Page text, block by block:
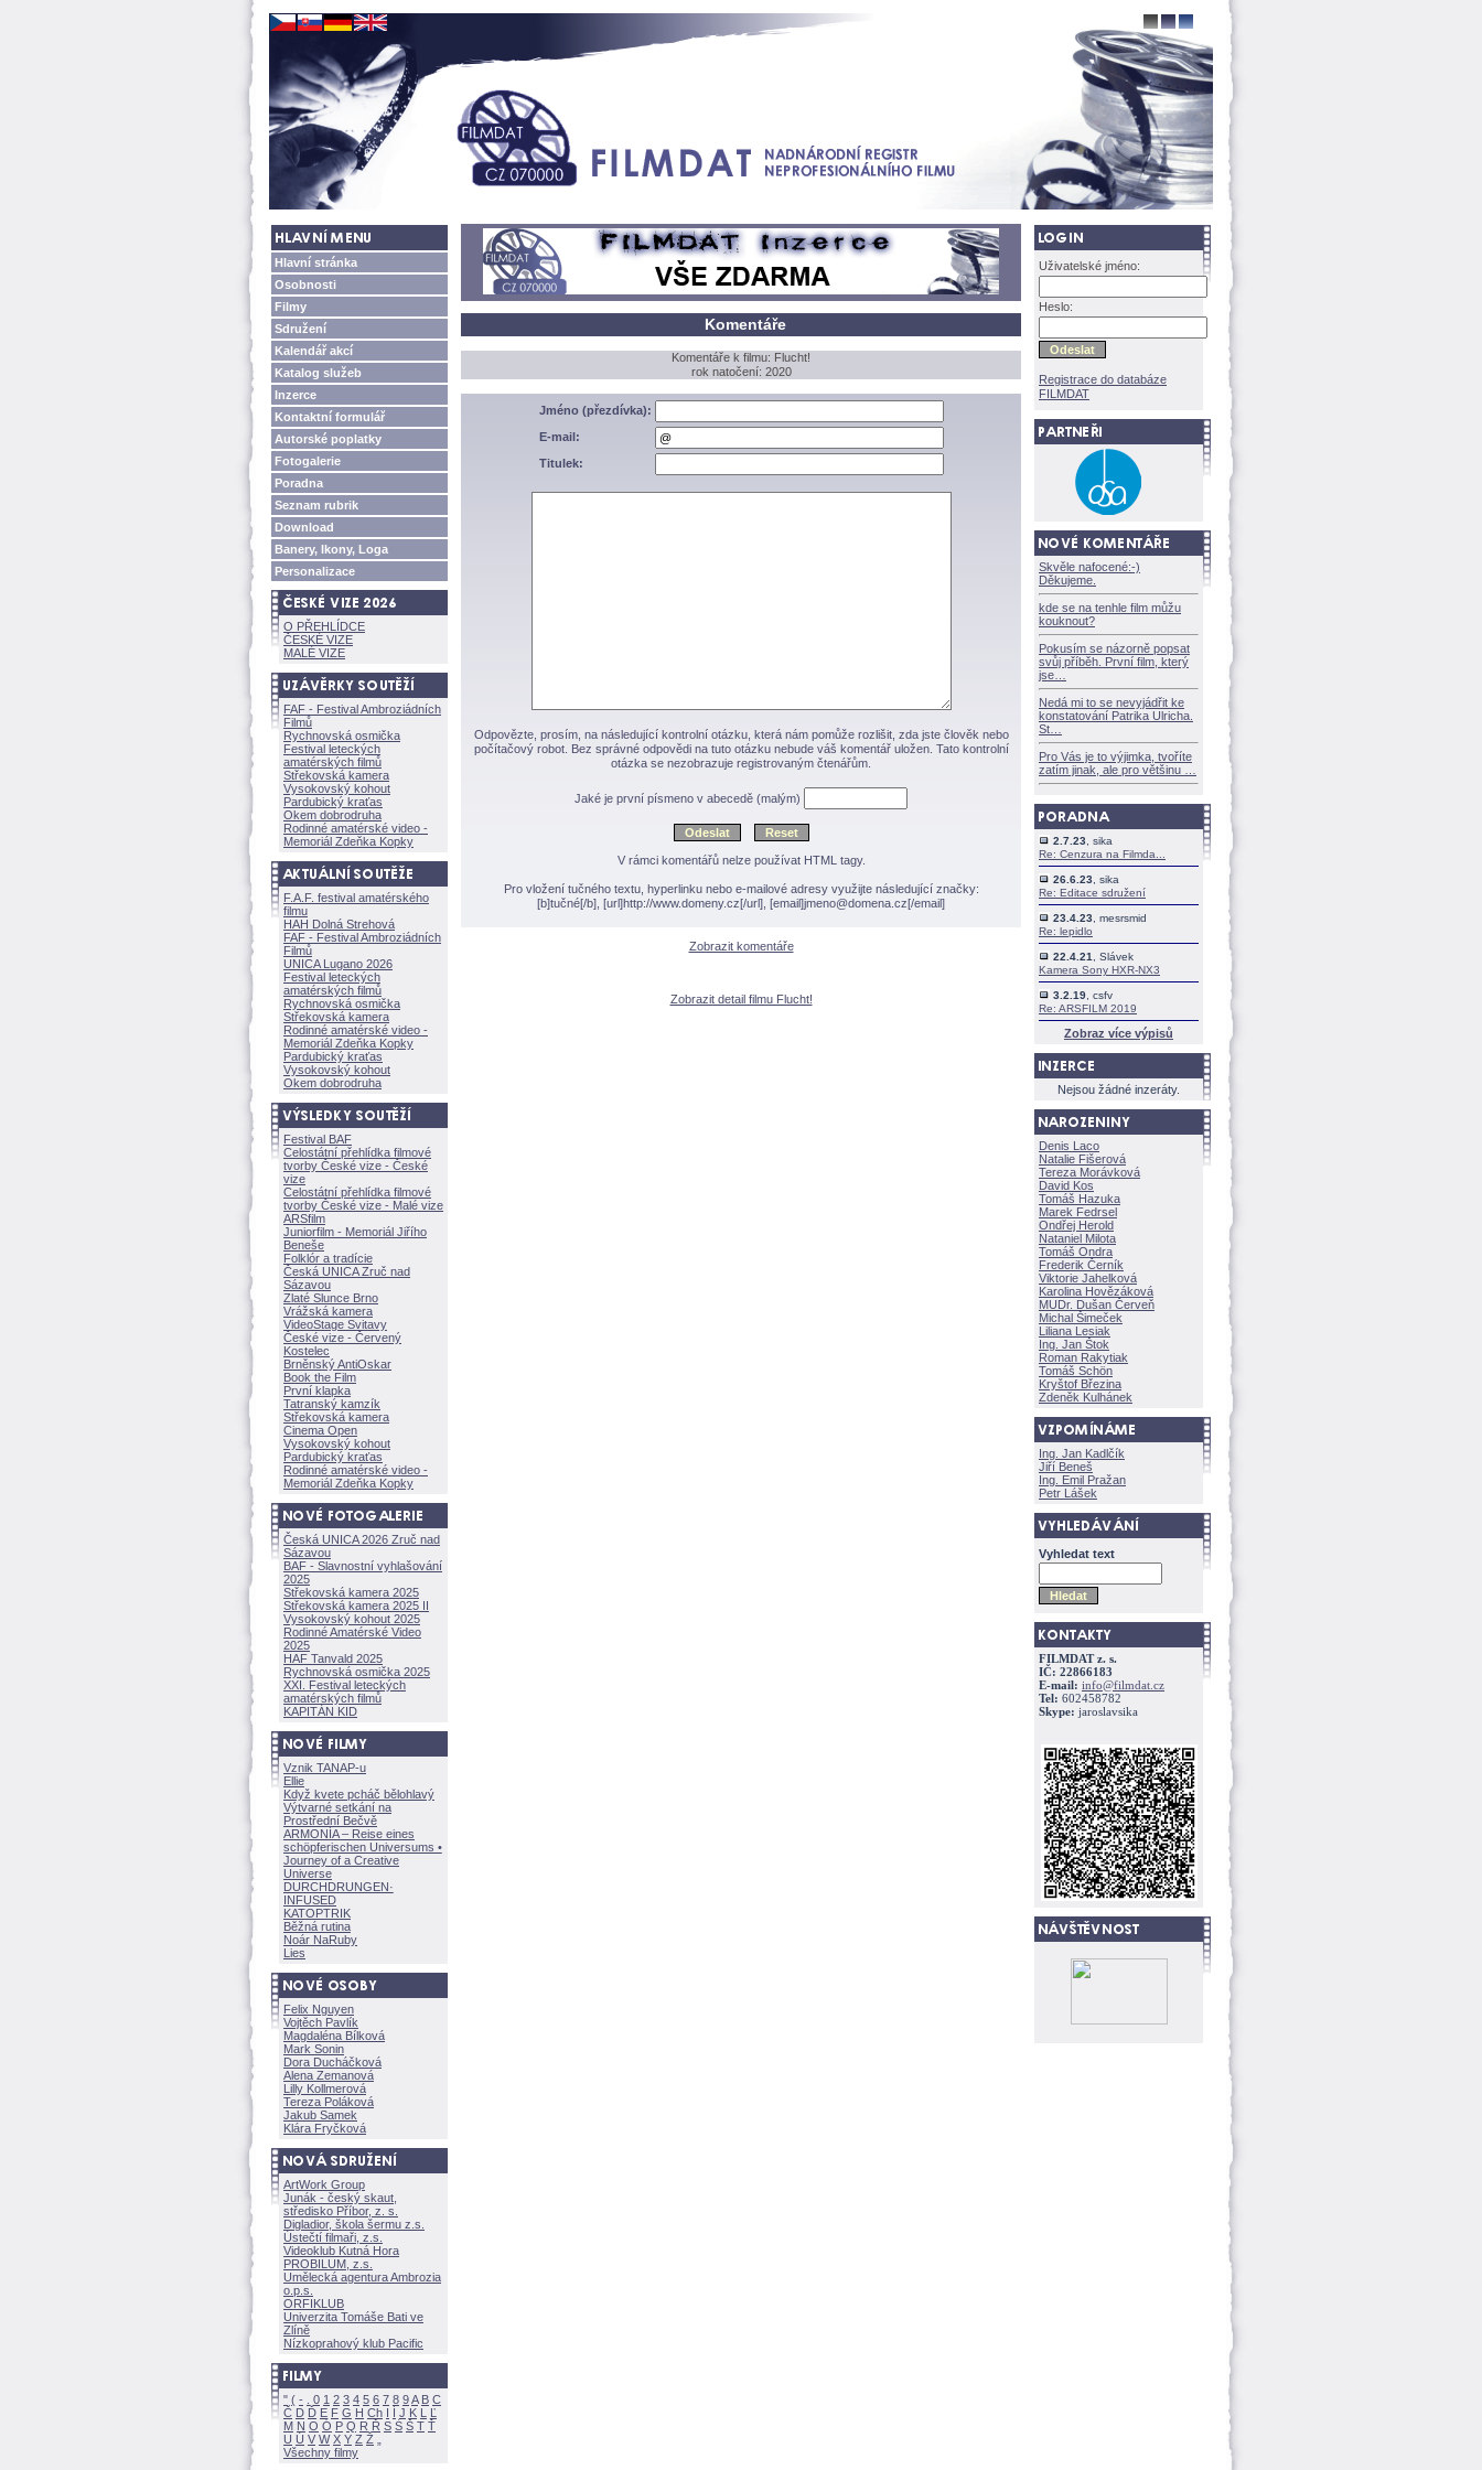
Hlavní stránka
Osobnosti
Filmy
Sdružení
Kalendář akcí
Katalog služeb
Inzerce
Kontaktní formulář
Autorské poplatky
Fotogalerie
Poradna
Seznam rubrik
Download
Banery, Ikony, Loga
Personalizace
O PŘEHLÍDCE
ČESKÉ VIZE
MALÉ VIZE
FAF - Festival Ambroziádních
Filmů
Rychnovská osmička
Festival leteckých
amatérských filmů
Střekovská kamera
Vysokovský kohout
Pardubický kraťas
Okem dobrodruha
Rodinné amatérské video -
Memoriál Zdeňka Kopky
F.A.F. festival amatérského
filmu
HAH Dolná Strehov
FAF - Festival Ambroziádních
Filmů
UNICA Lugano 2026
Festival leteckých
amatérských filmů
Rychnovská osmička
Střekovská kamera
Rodinné amatérské video -
Memoriál Zdeňka Kopky
Pardubický kraťas
Vysokovský kohout
Okem dobrodruha
Festival BAF
Celostátní přehlídka filmové
tvorby České vize - České
vize
Celostátní přehlídka filmové
tvorby České vize - Malé vize
ARSfilm
Juniorfilm - Memoriál Jiřího
Beneše
Folklór a tradície
Česká UNICA Zruč nad
Sázavou
Zlaté Slunce Brno
Vrážská kamera
VideoStage Svitavy
České vize - Červený
Kostelec
Brněnský AntiOskar
Book the Film
První klapka
Tatranský kamzík
Střekovská kamera
Cinema Open
Vysokovský kohout
Pardubický kraťas
Rodinné amatérské video -
Memoriál Zdeňka Kopky
Česká UNICA 2026 Zruč nad
Sázavou
BAF - Slavnostní vyhlašování
2025
Střekovská kamera 2025
Střekovská kamera 2025 II
Vysokovský kohout 2025
Rodinné Amatérské Video
2025
HAF Tanvald 2025
Rychnovská osmička 2025
XXI. Festival leteckých
amatérských filmů
KAPITÁN KID
Vznik TANAP-u
Ellie
Když kvete pcháč bělohlavý
Výtvarné setkání na
Prostřední Bečvě
ARMONÍA – Reise eines
schöpferischen Universums •
Journey of a Creative
Universe
DURCHDRUNGEN·
INFUSED
KATOPTRIK
Běžná rutina
Noár NaRuby
Lies
Felix Nguyen
Vojtěch Pavlík
Magdaléna Bílkov
Mark Sonin
Dora Ducháčkov
Alena Zemanov
Lilly Kollmerov
Tereza Polákov
Jakub Samek
Klára Fryčkov
ArtWork Group
Junák - český skaut,
středisko Příbor, z. s.
Digladior, škola šermu z.s.
Ústečtí filmaři, z.s.
Videoklub Kutná Hora
PROBILUM, z.s.
Umělecká agentura Ambrozia
o.p.s.
ORFIKLUB
Univerzita Tomáše Bati ve
Zlíně
Nízkoprahový klub Pacific
" ( - 0 1 2 3 4 5 6 7 8 9A B C
Č D Ď E F G H Ch I Í J K L
Ľ
M N O Ó P Q R Ř S Ś T Ť
U Ú V W X Y Z
Všechny filmy
Komentáře
Komentáře k filmu: Flucht!
rok natočení: 2020
Jméno (přezdívka):
E-mail:
Titulek:
Odpovězte, prosím, na následující kontrolní otázku, která nám pomůže rozlišit, zda jste člověk nebo
počítačový robot. Bez správné odpovědi na tuto otázku nebude váš komentář uložen. Tato kontrolní
otázka se nezobrazuje registrovaným čtenářům.
Jaké je první písmeno v abecedě (malým)
V rámci komentářů nelze používat HTML tagy.
Pro vložení tučného textu, hyperlinku nebo e-mailové adresy využijte následující značky:
[b]tučné[/b], [url]http://www.domeny.cz[/url], [email]jmeno@domena.cz[/email]
Zobrazit komentáře
Zobrazit detail filmu Flucht!
Uživatelské jméno:
Heslo:
Registrace do databáze
FILMDAT
Skvěle nafocené:-)
Děkujeme.
kde se na tenhle film můžu
kouknout?
Pokusím se názorně popsat
svůj příběh. První film, který
jse
Nedá mi to se nevyjádřit ke
konstatování Patrika Ulricha.
St
Pro Vás je to výjimka, tvoříte
zatím jinak, ale pro většinu
2.7.23 , sika
Re: Cenzura na Filmda...
26.6.23 , sika
Re: Editace sdružení
23.4.23 , mesrsmid
Re: lepidlo
22.4.21
, Slávek
Kamera Sony HXR-NX3
3.2.19 , csfv
Re: ARSFILM 2019
Zobraz více výpisů
Nejsou žádné inzeráty.
Denis Laco
Natalie Fišerov
Tereza Morávkov
David Kos
Tomáš Hazuka
Marek Fedrsel
Ondřej Herold
Nataniel Milota
Tomáš Ondra
Frederik Černík
Viktorie Jahelkov
Karolina Hovězákov
MUDr. Dušan Červeň
Michal Šimeček
Liliana Lesiak
Ing. Jan Štok
Roman Rakytiak
Tomáš Schön
Kryštof Březina
Zdeněk Kulhánek
Ing. Jan Kadlčík
Jiří Bene
Ing. Emil Pražan
Petr Lášek
Vyhledat text
FILMDAT z. s.
IČ: 22866183
E-mail: info@filmdat.cz
Tel: 602458782
Skype: jaroslavsika